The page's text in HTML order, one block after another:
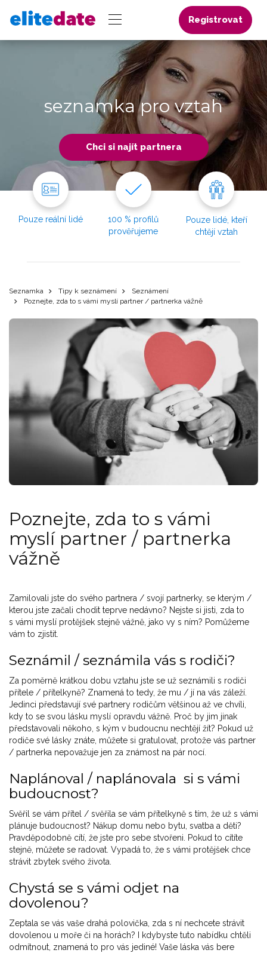
Registrovat
seznamka pro vztah
Chci si najít partnera
Pouze reální lidé
100 % profilů
prověřujeme
Pouze lidé, kteří
chtějí vztah
Seznamka Tipy k seznámení
Seznámení
Poznejte, zda to s vámi myslí partner / partnerka vážně
Poznejte, zda to s vámi
myslí partner / partnerka
vážně
Zamilovali jste do svého partnera / svojí partnerky, se kterým /
kterou jste začali chodit teprve nedávno? Nejste si jisti, zda to
s vámi myslí protějšek stejně vážně, jako vy s ním? Pomůžeme
vám to zjistit.
Seznámil / seznámila vás s rodiči?
Za poměrně krátkou dobu vztahu jste se už seznámili s rodiči
přítele / přítelkyně? Znamená to tedy, že mu / jí na vás záleží.
Jedinci představují své partnery rodičům většinou až ve chvíli,
kdy to se svou lásku myslí opravdu vážně. Proč by jim jinak
představovali někoho, s kým v budoucnu nechtějí žít? Pokud už
rodiče své lásky znáte, můžete si gratulovat, protože vás partner
/ partnerka nepovažuje jen za známost na pár nocí.
Naplánoval / naplánovala si s vámi
budoucnost?
Svěřil se vám přítel / svěřila se vám přítelkyně s tím, že už s vámi
plánuje budoucnost? Nákup domu nebo bytu, svatba a děti?
Pravděpodobně cítí, že jste pro sebe stvořeni. Pokud to cítíte
stejně, můžete se radovat. Vypadá to, že s vámi protějšek chce
strávit zbytek svého života.
Chystá se s vámi odjet na
dovolenou?
Zeptala se vás vaše drahá polovička, zda s ní nechcete strávit
dovolenou u moře či na horách? I kdybyste tuto nabídku chtěli
odmítnout, znamená to pro vás jediné! Vaše láska vás bere